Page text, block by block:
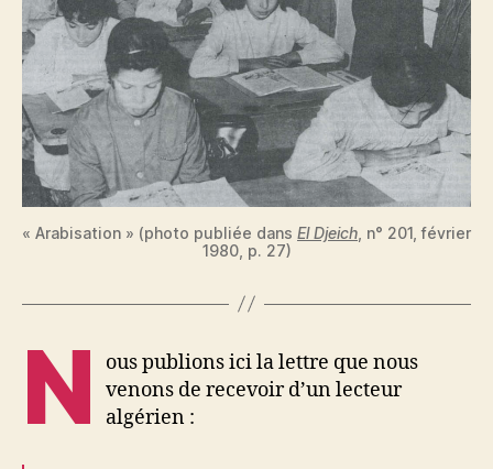
« Arabisation » (photo publiée dans El Djeich , n° 201, février
1980, p. 27)
N
ous publions ici la lettre que nous
venons de recevoir d’un lecteur
algérien :